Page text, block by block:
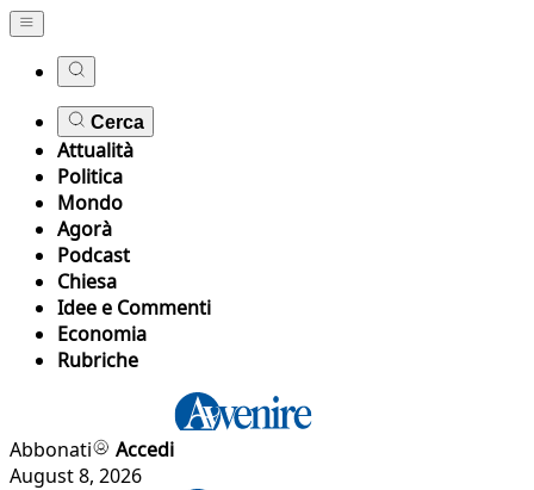
Cerca
Attualità
Politica
Mondo
Agorà
Podcast
Chiesa
Idee e Commenti
Economia
Rubriche
Abbonati
Accedi
August 8, 2026